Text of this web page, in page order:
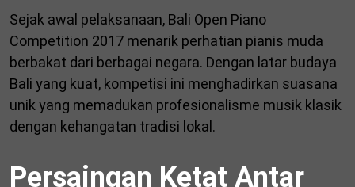
Sejak awal pelaksanaan, Bali Open Piano
Competition 2017 menarik perhatian pianis muda
berbakat dari berbagai negara. Dengan latar budaya
Bali yang kuat, kompetisi ini menghadirkan suasana
unik yang memadukan profesionalisme musik klasik
dengan kehangatan tradisi lokal.
Persaingan Ketat Antar